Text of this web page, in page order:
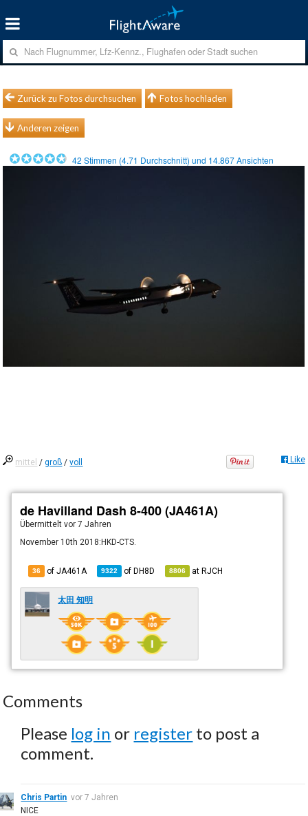
Zurück zu Fotos durchsuchen Fotos hochladen
Anderen zeigen
42 Stimmen (4.71 Durchschnitt) und 14.867Ansichten
mittel /groß /voll Like
de Havilland Dash 8-400 (JA461A)
Übermitteltvor 7 Jahren
November 10th 2018:HKD-CTS.
36 of JA461A 9322 ofDH8D 8806 atRJCH
太田 知明
Comments
Please log in or register to post a
comment.
Chris Partin vor 7 Jahren
NICE